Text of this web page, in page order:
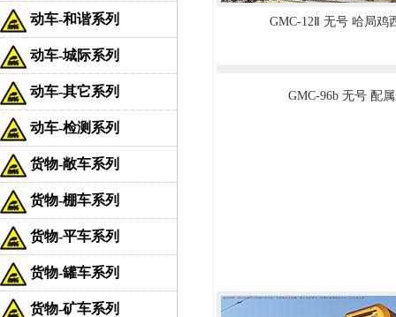
动车-和谐系列
动车-城际系列
动车-其它系列
动车-检测系列
货物-敞车系列
货物-棚车系列
货物-平车系列
货物-罐车系列
货物-矿车系列
GMC-12Ⅱ 无号 哈局鸡
GMC-96b 无号 配